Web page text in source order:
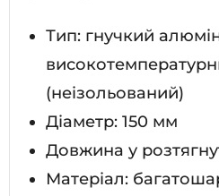
Тип: гнучкий
(неізольований)
Діаметр: 150 мм
Довжина у
Матеріал: